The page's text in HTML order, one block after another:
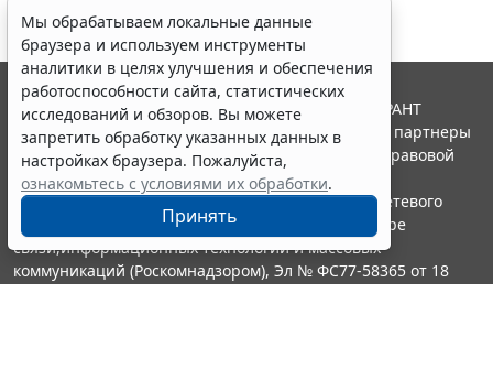
Мы обрабатываем локальные данные
браузера и используем инструменты
аналитики в целях улучшения и обеспечения
работоспособности сайта, статистических
исследований и обзоров. Вы можете
запретить обработку указанных данных в
настройках браузера. Пожалуйста,
ознакомьтесь с условиями их обработки.
Принять
© ООО "НПП "ГАРАНТ-СЕРВИС", 2026. Система ГАРАНТ
выпускается с 1990 года. Компания "Гарант" и ее партнеры
являются участниками Российской ассоциации правовой
информации ГАРАНТ.
Портал ГАРАНТ.РУ зарегистрирован в качестве сетевого
издания Федеральной службой по надзору в сфере
связи,информационных технологий и массовых
коммуникаций (Роскомнадзором), Эл № ФС77-58365 от 18